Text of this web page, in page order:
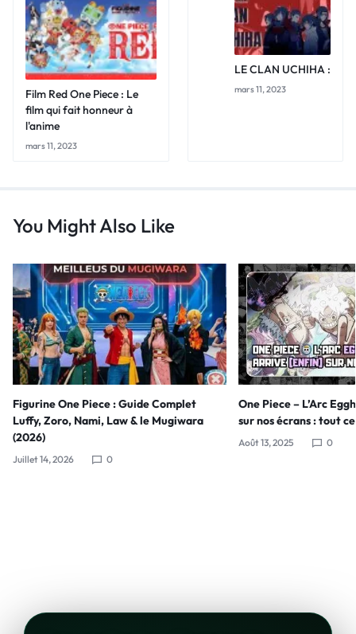
Film Red One Piece : Le
film qui fait honneur à
l'anime
mars 11, 2023
LE CLAN UCHIHA :
mars 11, 2023
You Might Also Like
Figurine One Piece : Guide Complet
Luffy, Zoro, Nami, Law & le Mugiwara
(2026)
Juillet 14, 2026 0
One Piece – L’Arc
sur nos écrans : tout
Août 13, 2025 0